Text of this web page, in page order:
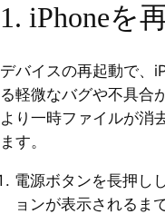
1. iPhoneを
デバイスの再起動で、
る軽微なバグや不具合
より一時ファイルが消
ます。
電源ボタンを長押し
ョンが表示されるま